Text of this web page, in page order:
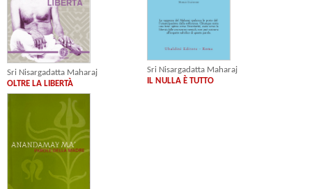
Sri Nisargadatta Maharaj
OLTRE LA LIBERTÀ
Sri Nisargadatta Maharaj
IL NULLA È TUTTO